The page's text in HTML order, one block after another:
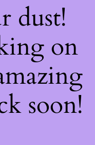
dust!
on
soon!